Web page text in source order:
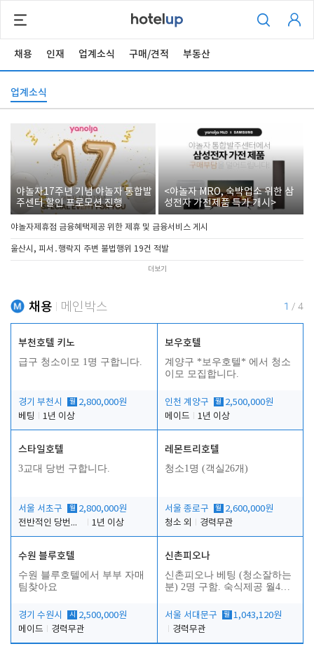
채용 인재 업계소식 구매/견적 부동산
업계소식
야놀자17주년 기념 야놀자 통합발
주센터 할인 프로모션 진행
<야놀자 MRO, 숙박업소 위한 삼
성전자 가전제품 특가 개시>
야놀자제휴점 금융혜택제공 위한 제휴 및 금융서비스 게시
울산시, 피서․행락지 주변 불법행위 19건 적발
더보기
채용 메인박스 1 / 4
부천호텔 키노
급구 청소이모 1명 구합니다.
경기 부천시 월 2,800,000원
베팅
1년 이상
보우호텔
계양구 *보우호텔* 에서 청소
이모 모집합니다.
인천 계양구 월 2,500,000원
메이드
1년 이상
스타일호텔
3교대 당번 구합니다.
서울 서초구 월 2,800,000원
전반적인 당번업무
1년 이상
레몬트리호텔
청소1명 (객실26개)
서울 종로구 월 2,600,000원
청소 외
경력무관
수원 블루호텔
수원 블루호텔에서 부부 자매
팀찾아요
경기 수원시 시
2,500,000원
메이드
경력무관
신촌피오나
신촌피오나 베팅 (청소잘하는
분) 2명 구함. 숙식제공 월4회
서울 서대문구
월 1,043,120원
경력무관